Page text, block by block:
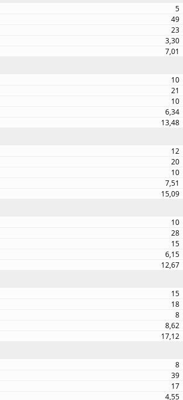
5
49
23
3,30
7,01
10
21
10
6,34
13,48
12
20
10
7,51
15,09
10
28
15
6,15
12,67
15
18
8
8,62
17,12
8
39
17
4,55